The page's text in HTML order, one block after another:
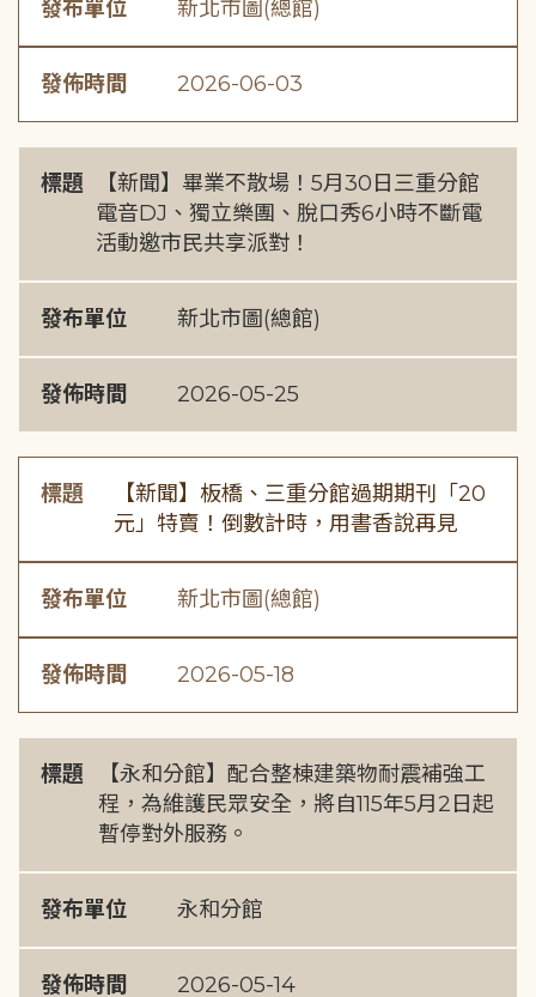
發布單位 新北市圖(總館)
發佈時間 2026-06-03
標題
【新聞】畢業不散場！5月30日三重分館
電音DJ、獨立樂團、脫口秀6小時不斷電
活動邀市民共享派對！
發布單位 新北市圖(總館)
發佈時間 2026-05-25
標題
【新聞】板橋、三重分館過期期刊「20
元」特賣！倒數計時，用書香說再見
發布單位 新北市圖(總館)
發佈時間 2026-05-18
標題
【永和分館】配合整棟建築物耐震補強工
程，為維護民眾安全，將自115年5月2日起
暫停對外服務。
發布單位 永和分館
發佈時間 2026-05-14